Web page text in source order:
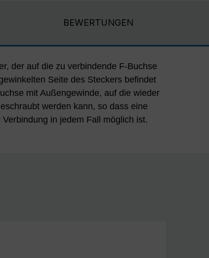
BEWERTUNGEN
der auf die zu verbindende F-Buchse
Seite des Steckers befindet
mit Außengewinde, auf die wieder
werden kann, so dass eine
in jedem Fall möglich ist.